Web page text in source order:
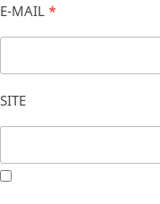
E-MAIL *
SITE